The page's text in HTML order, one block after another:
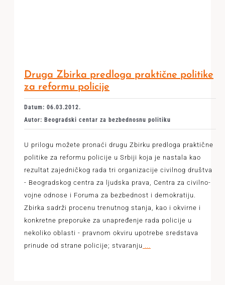
Druga Zbirka predloga praktične politike
za reformu policije
Datum: 06.03.2012.
Autor: Beogradski centar za bezbednosnu politiku
U prilogu možete pronaći drugu Zbirku predloga praktične
politike za reformu policije u Srbiji koja je nastala kao
rezultat zajedničkog rada tri organizacije civilnog društva
- Beogradskog centra za ljudska prava, Centra za civilno-
vojne odnose i Foruma za bezbednost i demokratiju.
Zbirka sadrži procenu trenutnog stanja, kao i okvirne i
konkretne preporuke za unapređenje rada policije u
nekoliko oblasti - pravnom okviru upotrebe sredstava
prinude od strane policije; stvaranju ...